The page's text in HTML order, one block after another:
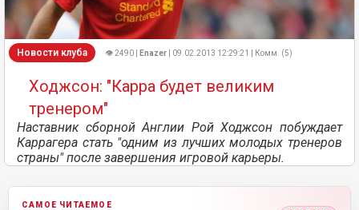
Новости клуба 👁 2490 | Enazer | 09.02.2013 12:29:21 | Комм. (5)
Ходжсон: "Карра будет великим
тренером"
Наставник сборной Англии Рой Ходжсон побуждает
Каррагера стать "одним из лучших молодых тренеров
страны" после завершения игровой карьеры.
САМОЕ ЧИТАЕМОЕ